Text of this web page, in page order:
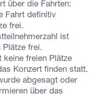
über die Fahrten:
Fahrt definitiv
frei.
ist
Plätze frei.
keine freien Plätze
Konzert finden statt.
abgesagt oder
über das